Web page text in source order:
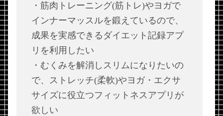
・筋肉トレーニング(筋トレ)やヨガで
インナーマッスルを鍛えているので、
成果を実感できるダイエット記録アプ
リを利用したい
・むくみを解消しスリムになりたいの
で、ストレッチ(柔軟)やヨガ・エクサ
サイズに役立つフィットネスアプリが
欲しい